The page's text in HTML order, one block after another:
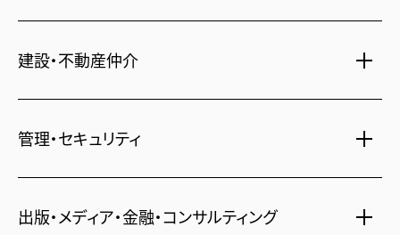
建設・不動産仲介
新築分譲マンション・新築戸建
注文住宅・リフォーム
賃貸・売買物件情報
管理・セキュリティ
社宅代行
出版・メディア・金融・コンサルティング